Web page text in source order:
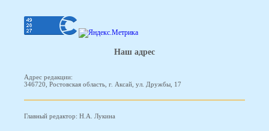
Наш адрес
Адрес редакции:
346720, Ростовская область, г. Аксай, ул. Дружбы, 17
Главный редактор: Н.А. Лукина